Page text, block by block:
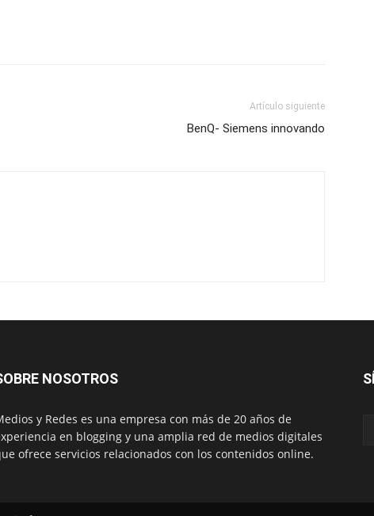
Artículo siguiente
BenQ- Siemens innovando
NOSOTROS
y Redes es una empresa con más de 20 años de
en blogging y una amplia red de medios digitales
ofrece servicios relacionados con los contenidos online.